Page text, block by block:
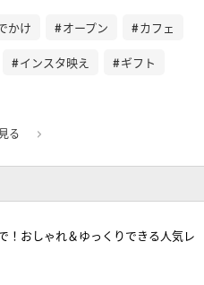
かけ オープン カフェ
インスタ映え ギフト
る
！おしゃれ＆ゆっくりできる人気レ